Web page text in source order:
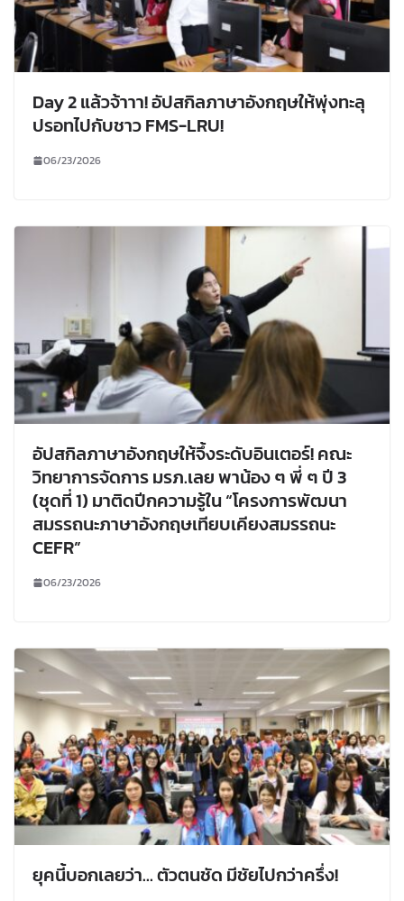
Day 2 แล้วจ้าาา! อัปสกิลภาษาอังกฤษให้พุ่งทะลุ
ปรอทไปกับชาว FMS-LRU!
06/23/2026
อัปสกิลภาษาอังกฤษให้จึ้งระดับอินเตอร์! คณะ
วิทยาการจัดการ มรภ.เลย พาน้อง ๆ พี่ ๆ ปี 3
(ชุดที่ 1) มาติดปีกความรู้ใน “โครงการพัฒนา
สมรรถนะภาษาอังกฤษเทียบเคียงสมรรถนะ
CEFR”
06/23/2026
ยุคนี้บอกเลยว่า… ตัวตนชัด มีชัยไปกว่าครึ่ง!